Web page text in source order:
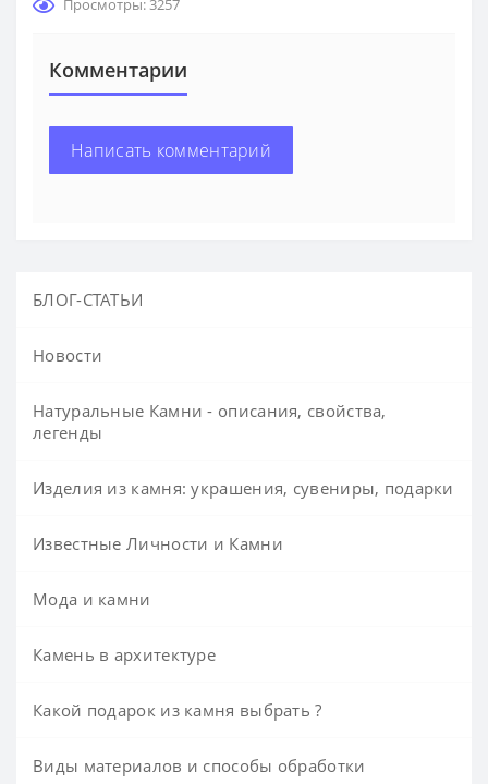
Просмотры: 3257
Комментарии
Написать комментарий
БЛОГ-СТАТЬИ
Новости
Натуральные Камни - описания, свойства,
легенды
Изделия из камня: украшения, сувениры, подарки
Известные Личности и Камни
Мода и камни
Камень в архитектуре
Какой подарок из камня выбрать ?
Виды материалов и способы обработки